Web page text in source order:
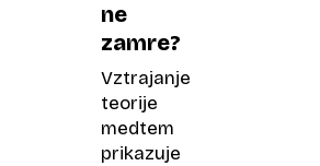
ne
zamre?
Vztrajanje
teorije
medtem
prikazuje